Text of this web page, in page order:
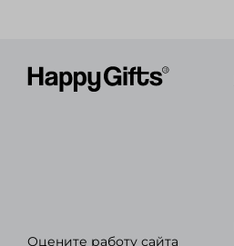
Оцените работу сайта